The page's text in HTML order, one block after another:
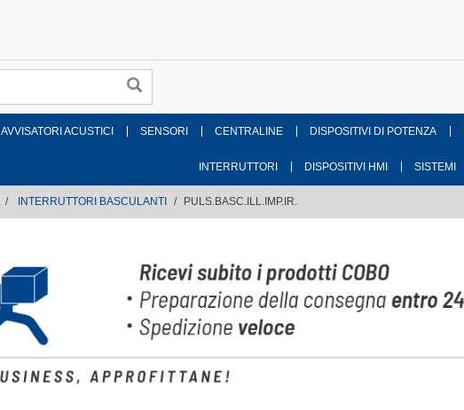
AVVISATORI ACUSTICI SENSORI CENTRALINE DISPOSITIVI DI POTENZA
INTERRUTTORI DISPOSITIVI HMI SISTEMI
INTERRUTTORI BASCULANTI PULS.BASC.ILL.IMP.IR.